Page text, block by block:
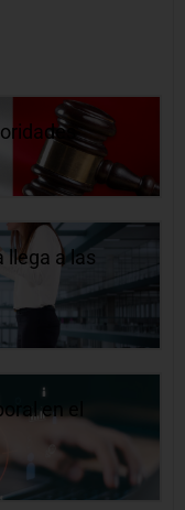
llega a las
en el